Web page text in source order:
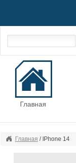
Главная
Главная / IPhone 14